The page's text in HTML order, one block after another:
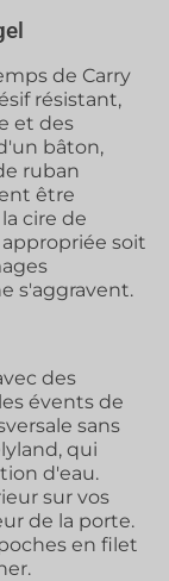
de Carry
résistant,
et des
bâton,
ruban
être
cire de
soit
s'aggravent.
des
évents de
sans
qui
d'eau.
sur vos
de la porte.
en filet